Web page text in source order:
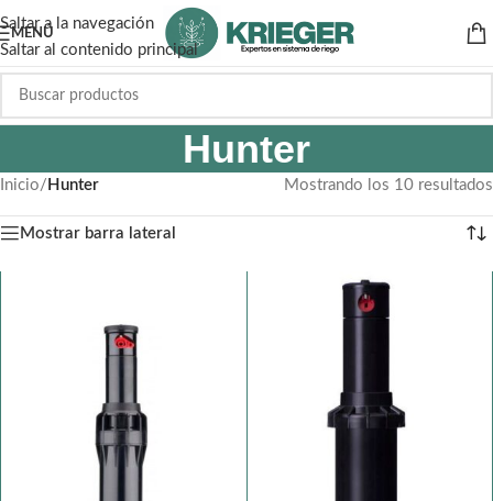
Saltar a la navegación
Saltar al contenido principal
MENÚ
Hunter
Inicio/ Hunter Mostrando los 10 resultados
Mostrar barra lateral